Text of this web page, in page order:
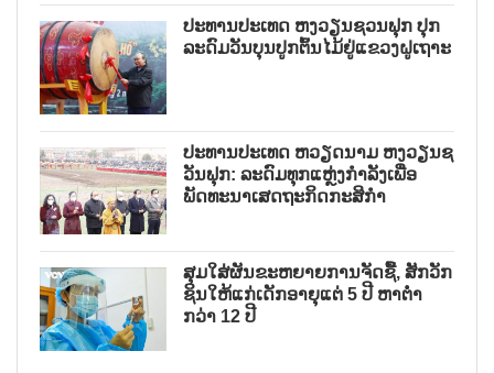
ປະທານປະເທດ ຫງວຽນຊວນຟຸກ ປຸກ
ລະດົມວັນບຸນປູກຕົ້ນໄມ້ຢູ່ແຂວງຝູເຖາະ
ປະທານປະເທດ ຫວຽດນາມ ຫງວຽນຊ
ວັນຟຸກ: ລະດົມທຸກແຫຼ່ງກຳລັງເພື່ອ
ພັດທະນາເສດຖະກິດກະສິກຳ
ສຸມໃສ່ຜັນຂະຫຍາຍການຈັດຊື້, ສັກວັກ
ຊິນໃຫ້ແກ່ເດັກອາຍຸແຕ່ 5 ປີ ຫາຕ່ຳ
ກວ່າ 12 ປີ